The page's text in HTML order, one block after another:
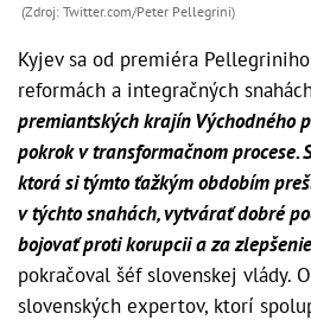
(Zdroj: Twitter.com/Peter Pellegrini)
Kyjev sa od premiéra
reformách a integračných
premiantských krajín Východného
pokrok v transformačnom procese.
ktorá si týmto ťažkým obdobím
v týchto snahách, vytvárať dobré
bojovať proti korupcii a za
pokračoval šéf slovenskej vlády.
slovenských expertov, ktorí